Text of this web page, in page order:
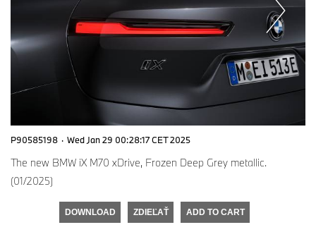
P90585198 · Wed Jan 29 00:28:17 CET 2025
The new BMW iX M70 xDrive, Frozen Deep Grey metallic.
(01/2025)
DOWNLOAD ZDIEĽAŤ ADD TO CART